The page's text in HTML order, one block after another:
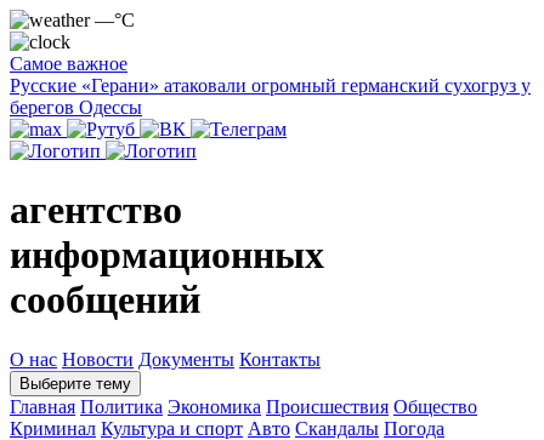
—°C
Самое важное
Русские «Герани» атаковали огромный германский сухогруз у
берегов Одессы
агентство
информационных
сообщений
О нас Новости Документы Контакты
Выберите тему
Главная Политика Экономика Происшествия Общество
Криминал Культура и спорт Авто Скандалы Погода